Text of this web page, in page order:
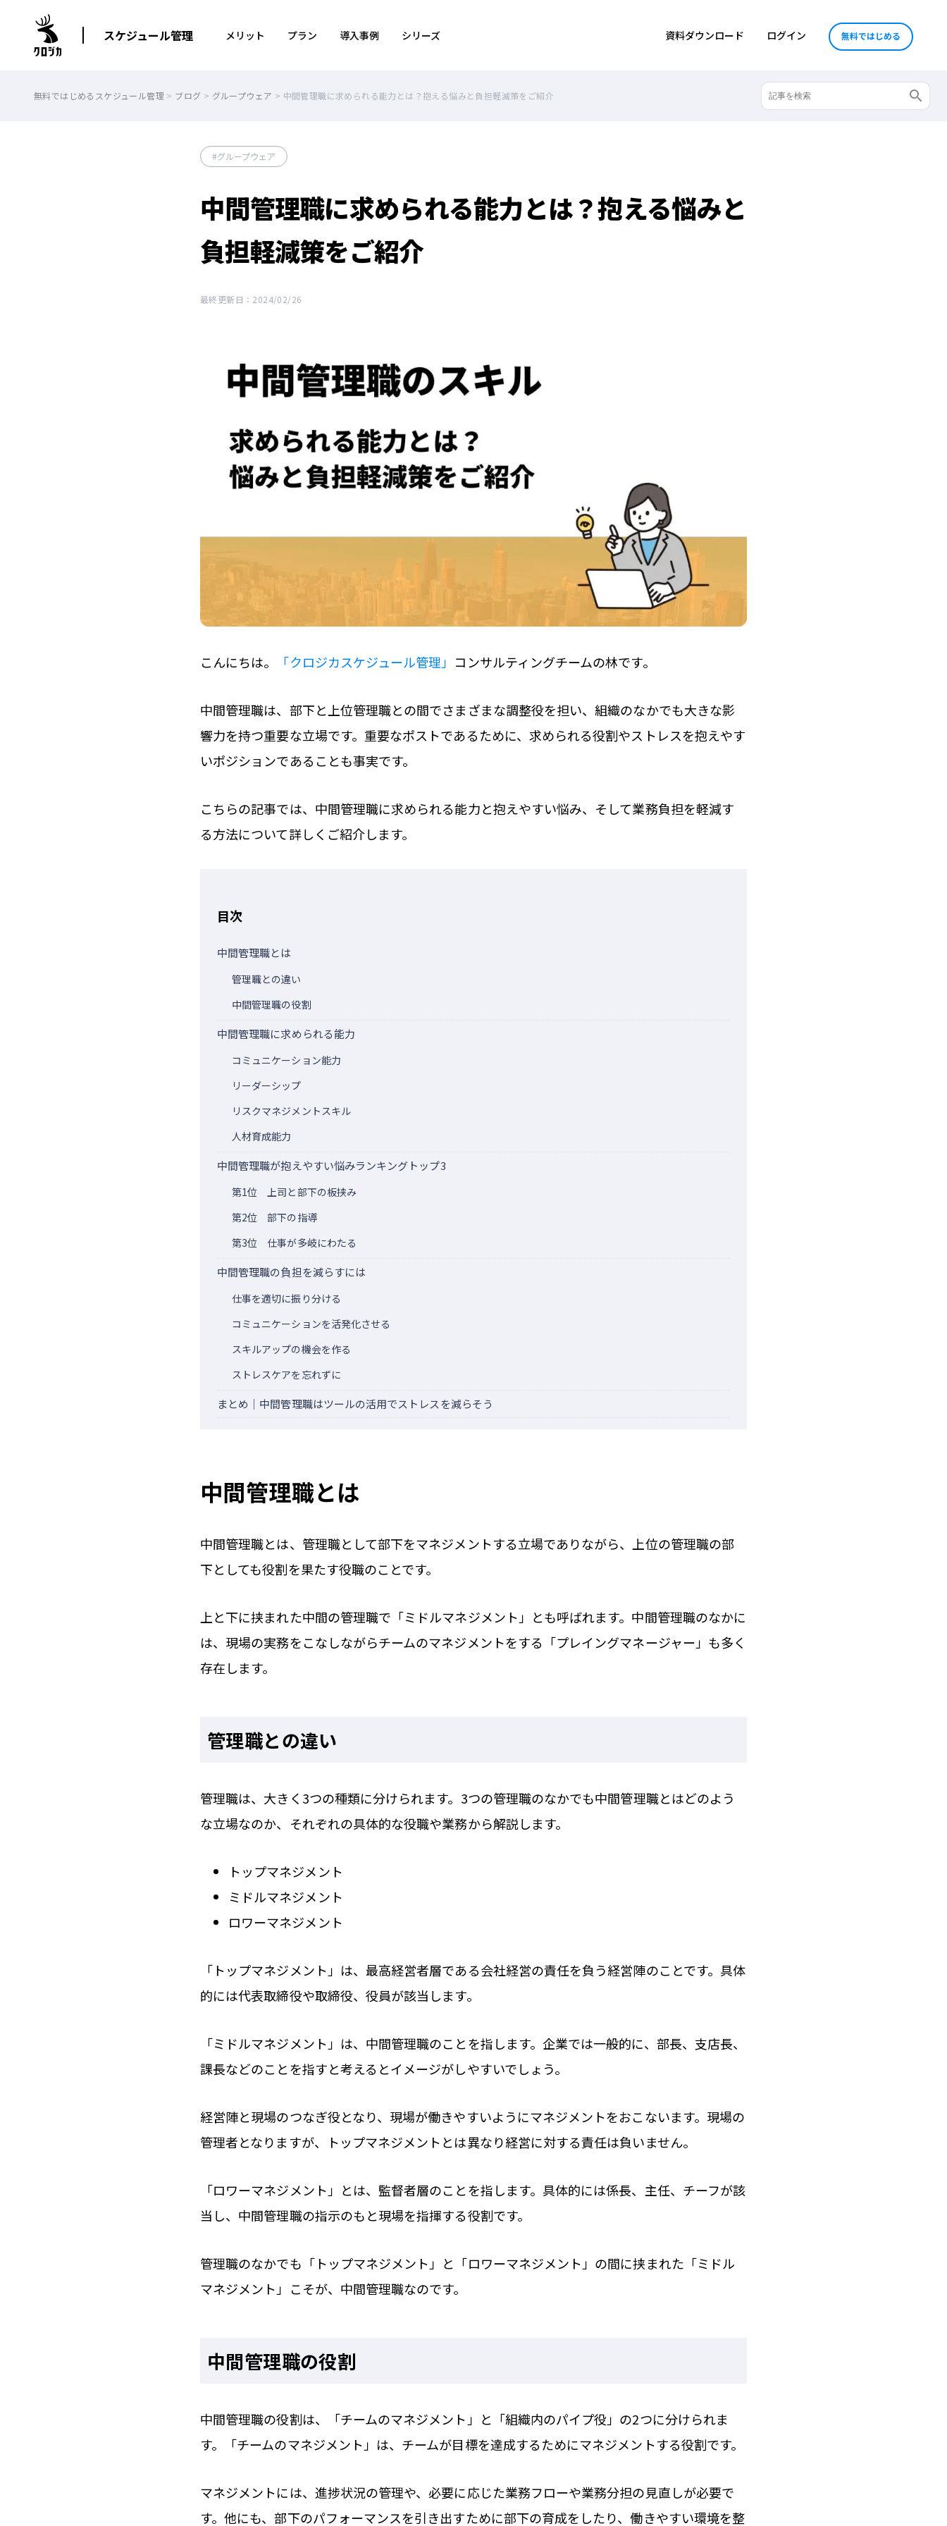
スケジュール管理 メリット プラン 導入事例 シリーズ 資料ダウンロード ログイン 無料ではじめる
無料ではじめるスケジュール管理 > ブログ > グループウェア > 中間管理職に求められる能力とは？抱える悩みと負担軽減策をご紹介
グループウェア
中間管理職に求められる能力とは？抱える悩みと
負担軽減策をご紹介
最終更新日：2024/02/26
こんにちは。 「クロジカスケジュール管理」 コンサルティングチームの林です。
中間管理職は、部下と上位管理職との間でさまざまな調整役を担い、組織のなかでも大きな影
響力を持つ重要な立場です。重要なポストであるために、求められる役割やストレスを抱えやす
いポジションであることも事実です。
こちらの記事では、中間管理職に求められる能力と抱えやすい悩み、そして業務負担を軽減す
る方法について詳しくご紹介します。
目次
中間管理職とは
管理職との違い
中間管理職の役割
中間管理職に求められる能力
コミュニケーション能力
リーダーシップ
リスクマネジメントスキル
人材育成能力
中間管理職が抱えやすい悩みランキングトップ3
第1位 上司と部下の板挟み
第2位 部下の指導
第3位 仕事が多岐にわたる
中間管理職の負担を減らすには
仕事を適切に振り分ける
コミュニケーションを活発化させる
スキルアップの機会を作る
ストレスケアを忘れずに
まとめ｜中間管理職はツールの活用でストレスを減らそう
中間管理職とは
中間管理職とは、管理職として部下をマネジメントする立場でありながら、上位の管理職の部
下としても役割を果たす役職のことです。
上と下に挟まれた中間の管理職で「ミドルマネジメント」とも呼ばれます。中間管理職のなかに
は、現場の実務をこなしながらチームのマネジメントをする「プレイングマネージャー」も多く
存在します。
管理職との違い
管理職は、大きく3つの種類に分けられます。3つの管理職のなかでも中間管理職とはどのよう
な立場なのか、それぞれの具体的な役職や業務から解説します。
トップマネジメント
ミドルマネジメント
ロワーマネジメント
「トップマネジメント」は、最高経営者層である会社経営の責任を負う経営陣のことです。具体
的には代表取締役や取締役、役員が該当します。
「ミドルマネジメント」は、中間管理職のことを指します。企業では一般的に、部長、支店長、
課長などのことを指すと考えるとイメージがしやすいでしょう。
経営陣と現場のつなぎ役となり、現場が働きやすいようにマネジメントをおこないます。現場の
管理者となりますが、トップマネジメントとは異なり経営に対する責任は負いません。
「ロワーマネジメント」とは、監督者層のことを指します。具体的には係長、主任、チーフが該
当し、中間管理職の指示のもと現場を指揮する役割です。
管理職のなかでも「トップマネジメント」と「ロワーマネジメント」の間に挟まれた「ミドル
マネジメント」こそが、中間管理職なのです。
中間管理職の役割
中間管理職の役割は、「チームのマネジメント」と「組織内のパイプ役」の2つに分けられま
す。「チームのマネジメント」は、チームが目標を達成するためにマネジメントする役割です。
マネジメントには、進捗状況の管理や、必要に応じた業務フローや業務分担の見直しが必要で
す。他にも、部下のパフォーマンスを引き出すために部下の育成をしたり、働きやすい環境を整